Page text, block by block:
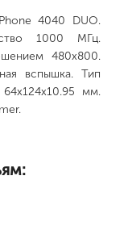
4040 DUO.
1000 МГц.
480x800.
вспышка. Тип
мм.